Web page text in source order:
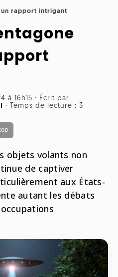
un rapport intrigant
à 16h15 · Écrit par
· Temps de lecture : 3
objets volants non
de captiver
aux États-
autant les débats